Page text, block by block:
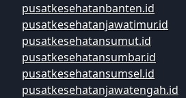
pusatkesehatanbanten.id
pusatkesehatanjawatimur.id
pusatkesehatansumut.id
pusatkesehatansumbar.id
pusatkesehatansumsel.id
pusatkesehatanjawatengah.id